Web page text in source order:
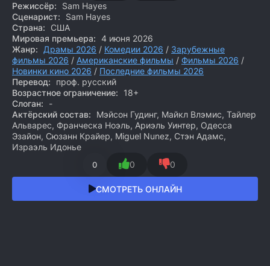
Режиссёр:
Sam Hayes
Сценарист:
Sam Hayes
Страна:
США
Мировая премьера: 4 июня 2026
Жанр:
Драмы 2026 / Комедии 2026 / Зарубежные
фильмы 2026 / Американские фильмы / Фильмы 2026 /
Новинки кино 2026 / Последние фильмы 2026
Перевод:
проф. русский
Возрастное ограничение:
18+
Слоган:
-
Актёрский состав:
Мэйсон Гудинг, Майкл Влэмис, Тайлер
Альварес, Франческа Ноэль, Ариэль Уинтер, Одесса
Эзайон, Сюзанн Крайер, Miguel Nunez, Стэн Адамс,
Израэль Идонье
0 0 0
СМОТРЕТЬ ОНЛАЙН